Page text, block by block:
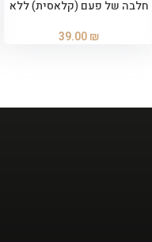
הוספה לסל
חלבה של פעם (קלאסית) ללא
39.00₪